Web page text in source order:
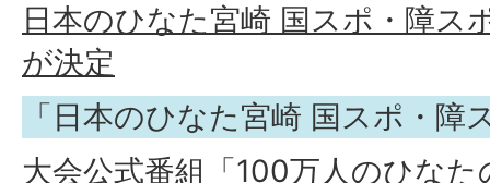
日本のひなた宮崎 国スポ・障ス
が決定
「日本のひなた宮崎 国スポ・障
大会公式番組「100万人のひな